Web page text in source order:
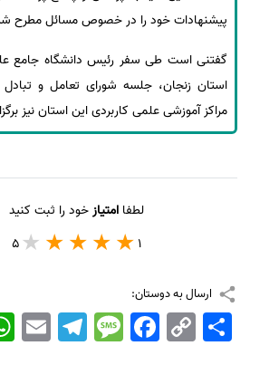
پیشنهادات خود را در خصوص مسائل مطرح شده
گفتنی است طی سفر رئیس دانشگاه جامع
استان زنجان، جلسه شورای تعامل و
مراکز آموزشی علمی کاربردی این استان نیز
لطفاامتیازخود را ثبت کنید
1
5
ارسال به دوستان:
EmailTelegramMessageFacebook Copy
Link
اشتراک